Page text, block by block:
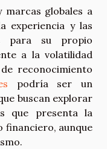
marcas globales a
experiencia y las
para su propio
a la volatilidad
reconocimiento
podría ser un
buscan explorar
que presenta la
financiero, aunque